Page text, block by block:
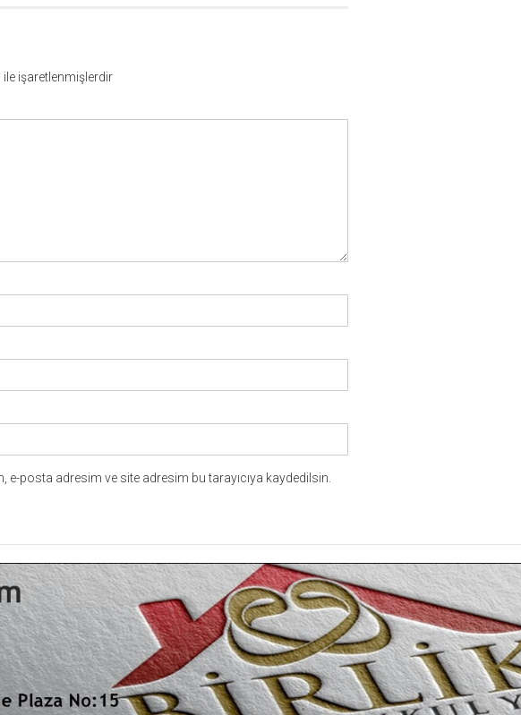
ile işaretlenmişlerdir
e-posta adresim ve site adresim bu tarayıcıya kaydedilsin.